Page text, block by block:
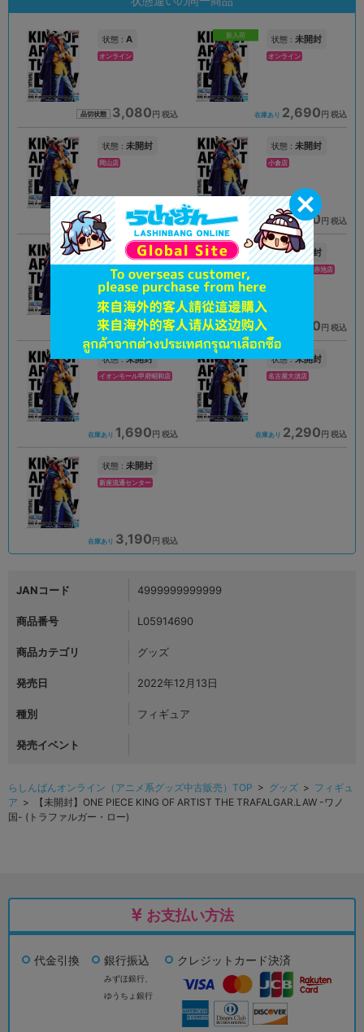
状態 : A
オンライン
品切状態 3,080円 税込
新入荷 状態 : 未開封
オンライン
在庫あり 2,690円 税込
状態 : 未開封
岡山店
在庫あり 2,290 円 税込
状態 : 未開封
小倉店
在庫あり 1,690円 税込
状態 :未開封
札幌店本館
在庫あり 3,080円 税込
状態 :未開封
プライムツリー赤池店
在庫あり 2,530円 税込
状態 :未開封
イオンモール甲府昭和店
在庫あり 1,690円 税込
状態 :未開封
名古屋大須店
在庫あり 2,290円 税込
状態 : 未開封
新座流通センター
在庫あり 3,190円 税込
JANコード 4999999999999
商品番号 L05914690
商品カテゴリ グッズ
発売日 2022年12月13日
種別 フィギュア
発売イベント
らしんばんオンライン（アニメ系グッズ中古販売）TOP > グッズ > フィギュ
ア > 【未開封】ONE PIECE KING OF ARTIST THE TRAFALGAR.LAW -ワノ
国- (トラファルガー・ロー)
お支払い方法
代金引換 銀行振込
みずほ銀行、
ゆうちょ銀行
クレジットカード決済